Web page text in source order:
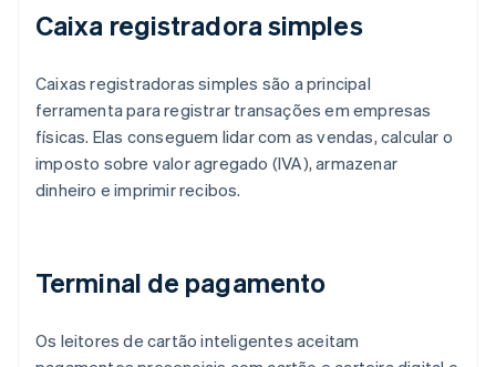
Caixa registradora simples
Caixas registradoras simples são a principal
ferramenta para registrar transações em empresas
físicas. Elas conseguem lidar com as vendas, calcular o
imposto sobre valor agregado (IVA), armazenar
dinheiro e imprimir recibos.
Terminal de pagamento
Os leitores de cartão inteligentes aceitam